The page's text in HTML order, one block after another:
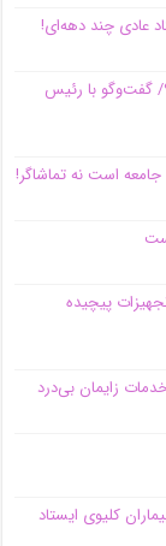
عادی چند‌ دهه‌ای!
گفت‌وگو با رئیس
است نه تماشاگر!
پیچیده
کلیوی ایستاد